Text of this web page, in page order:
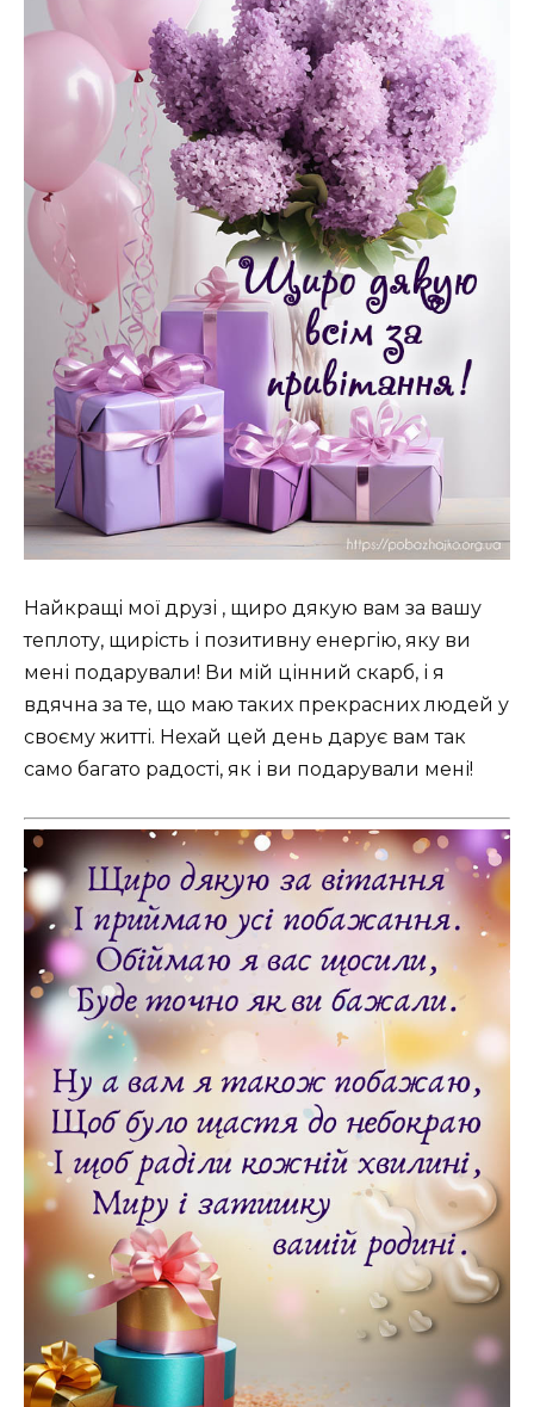
Найкращі мої друзі , щиро дякую вам за вашу
теплоту, щирість і позитивну енергію, яку ви
мені подарували! Ви мій цінний скарб, і я
вдячна за те, що маю таких прекрасних людей у
своєму житті. Нехай цей день дарує вам так
само багато радості, як і ви подарували мені!